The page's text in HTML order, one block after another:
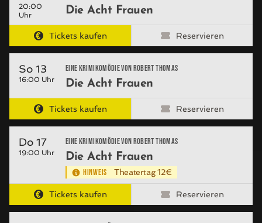
20:00
Uhr
Die Acht Frauen
Tickets kaufen Reservieren
So 13
16:00 Uhr
Eine Krimikomödie von Robert Thomas
Die Acht Frauen
Tickets kaufen Reservieren
Do 17
19:00 Uhr
Eine Krimikomödie von Robert Thomas
Die Acht Frauen
HINWEIS Theatertag 12€
Tickets kaufen Reservieren